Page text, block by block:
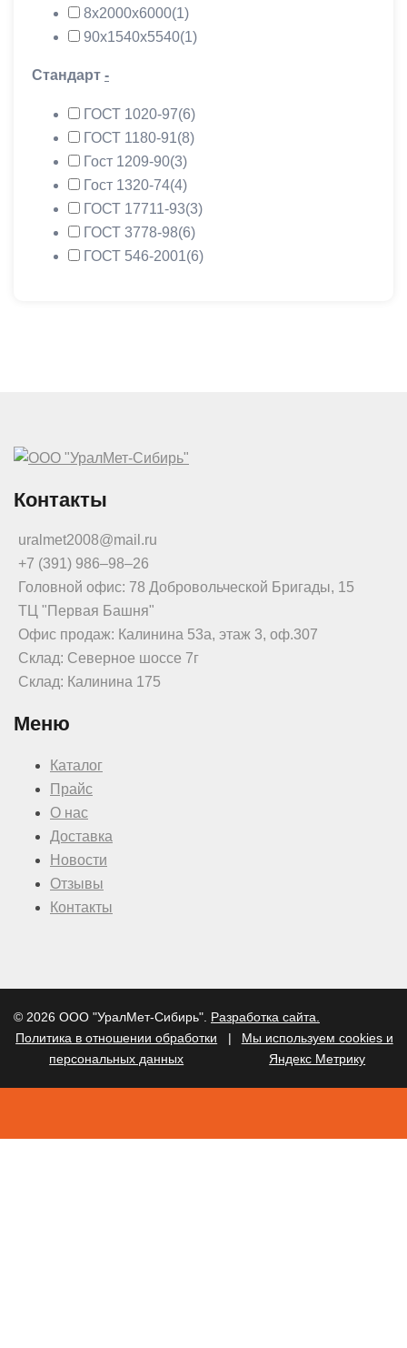
8х2000х6000(1)
90х1540х5540(1)
Стандарт -
ГОСТ 1020-97(6)
ГОСТ 1180-91(8)
Гост 1209-90(3)
Гост 1320-74(4)
ГОСТ 17711-93(3)
ГОСТ 3778-98(6)
ГОСТ 546-2001(6)
Контакты
uralmet2008@mail.ru
+7 (391) 986‒98‒26
Головной офис: 78 Добровольческой Бригады, 15
ТЦ "Первая Башня"
Офис продаж: Калинина 53а, этаж 3, оф.307
Склад: Северное шоссе 7г
Склад: Калинина 175
Меню
Каталог
Прайс
О нас
Доставка
Новости
Отзывы
Контакты
© 2026 ООО "УралМет-Сибирь". Разработка сайта.
Политика в отношении обработки
персональных данных
|
Мы используем cookies и
Яндекс Метрику